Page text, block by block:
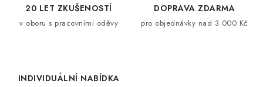
20 LET ZKUŠENOSTÍ
v oboru s pracovními oděvy
DOPRAVA ZDARMA
pro objednávky nad 3 000 Kč
INDIVIDUÁLNÍ NABÍDKA